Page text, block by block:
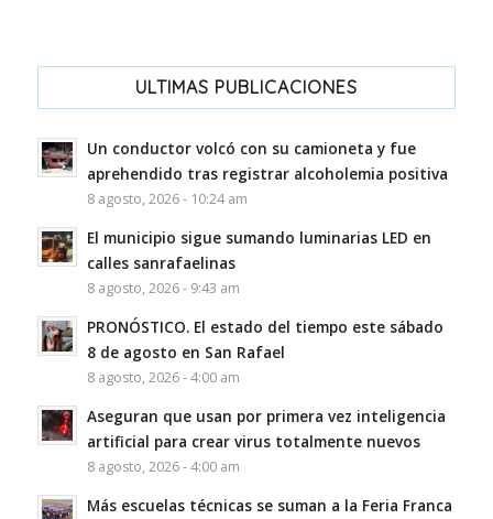
ULTIMAS PUBLICACIONES
Un conductor volcó con su camioneta y fue
aprehendido tras registrar alcoholemia positiva
8 agosto, 2026 - 10:24 am
El municipio sigue sumando luminarias LED en
calles sanrafaelinas
8 agosto, 2026 - 9:43 am
PRONÓSTICO. El estado del tiempo este sábado
8 de agosto en San Rafael
8 agosto, 2026 - 4:00 am
Aseguran que usan por primera vez inteligencia
artificial para crear virus totalmente nuevos
8 agosto, 2026 - 4:00 am
Más escuelas técnicas se suman a la Feria Franca